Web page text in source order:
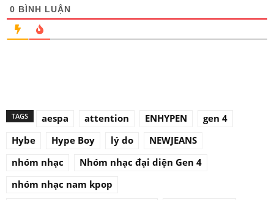
0 BÌNH LUẬN
TAGS aespa attention ENHYPEN
gen 4
Hybe
Hype Boy lý do
NEWJEANS
nhóm nhạc
Nhóm nhạc đại diện Gen 4
nhóm nhạc nam kpop